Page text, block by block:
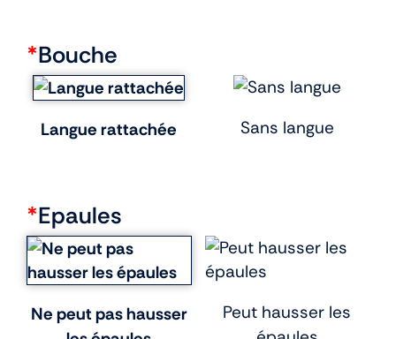
*Bouche
Langue rattachée Sans langue
*Epaules
Ne peut pas hausser
Peut hausser les